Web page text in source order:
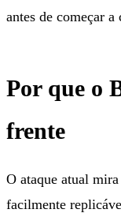
antes de começar a
Por que o
frente
O ataque atual
facilmente